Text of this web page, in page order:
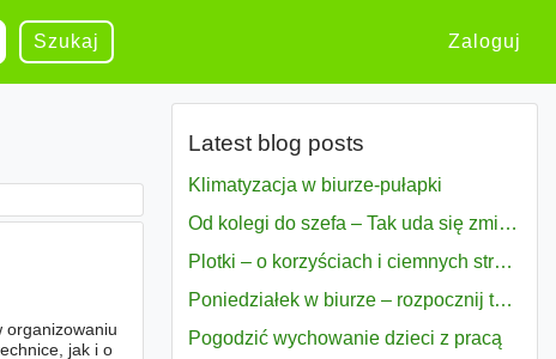
Szukaj Zaloguj
organizowaniu
jak i o
Latest blog posts
Klimatyzacja w biurze-pułapki
Od kolegi do szefa – Tak uda się zmiana bezproblemowo
Plotki – o korzyściach i ciemnych stronach
Poniedziałek w biurze – rozpocznij tydzień w pełni zmotywowany
Pogodzić wychowanie dzieci z pracą